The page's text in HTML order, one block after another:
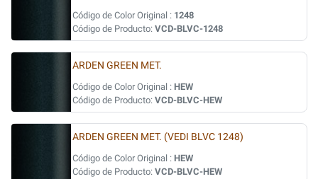
Código de Color Original : 1248
Código de Producto: VCD-BLVC-1248
ARDEN GREEN MET.
Código de Color Original : HEW
Código de Producto: VCD-BLVC-HEW
ARDEN GREEN MET. (VEDI BLVC 1248)
Código de Color Original : HEW
Código de Producto: VCD-BLVC-HEW